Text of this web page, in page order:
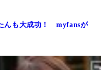
んも大成功！ myfansが